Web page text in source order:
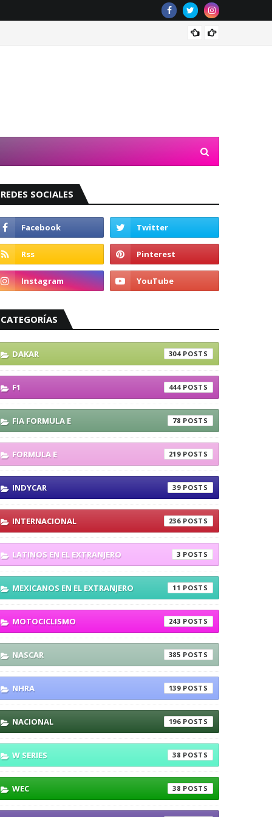
REDES SOCIALES
CATEGORÍAS
DAKAR 304
F1 444
FIA FORMULA E 78
FORMULA E 219
INDYCAR 39
INTERNACIONAL 236
LATINOS EN EL EXTRANJERO 3
MEXICANOS EN EL EXTRANJERO 11
MOTOCICLISMO 243
NASCAR 385
NHRA 139
NACIONAL 196
W SERIES 38
WEC 38